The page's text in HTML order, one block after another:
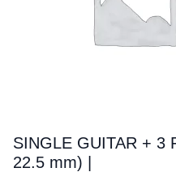
SINGLE GUITAR + 3
22.5 mm) |